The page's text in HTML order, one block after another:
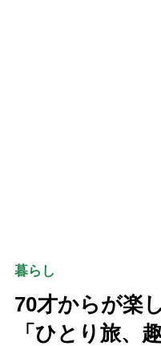
暮らし
70才からが楽
「ひとり旅、